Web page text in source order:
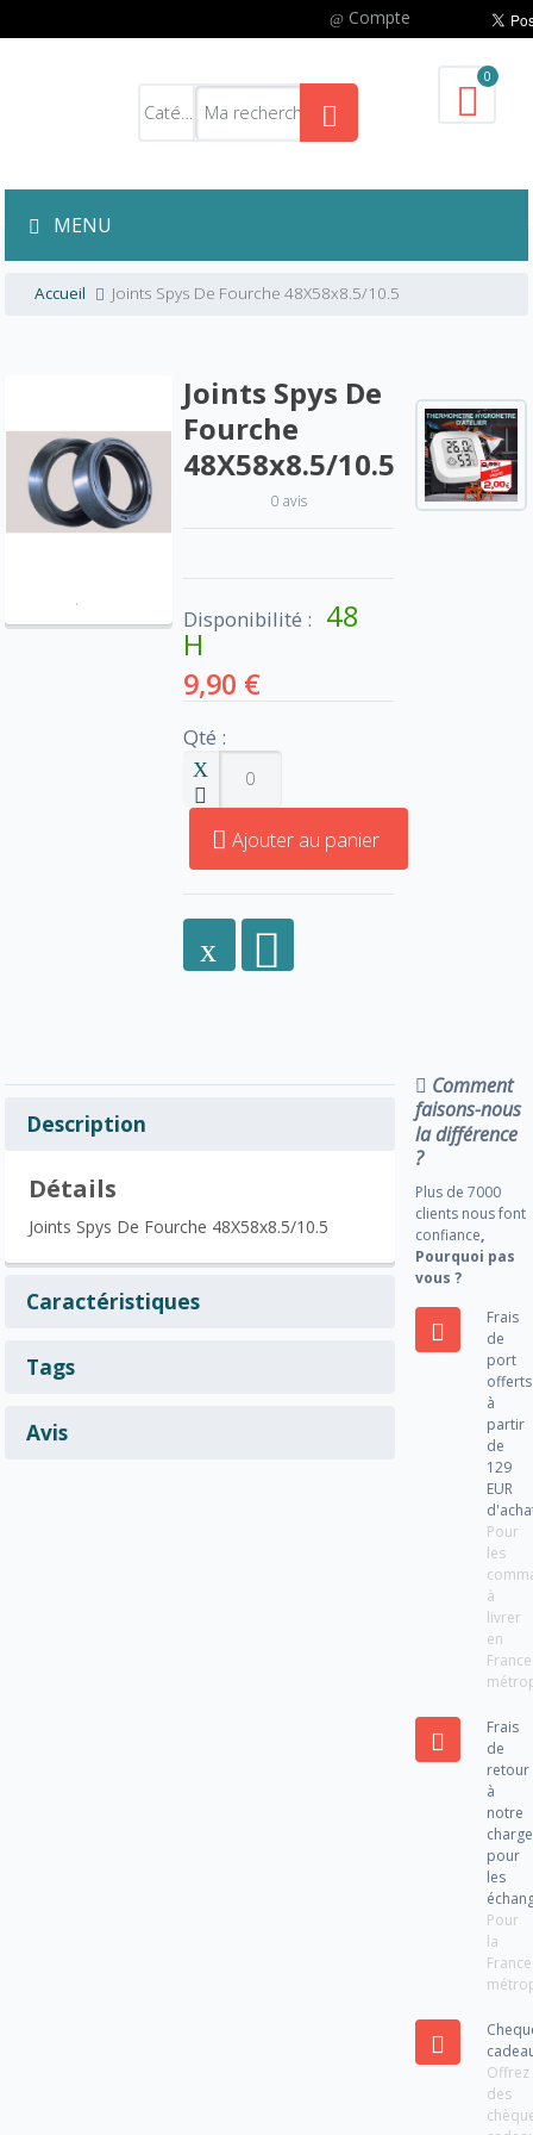
Compte
0
MENU
Accueil Joints Spys De Fourche 48X58x8.5/10.5
Joints Spys De
Fourche
48X58x8.5/10.5
0 avis
Disponibilité : 48
H
9,90 €
Qté :
Ajouter au panier
Description
Détails
Joints Spys De Fourche 48X58x8.5/10.5
Caractéristiques
Tags
Avis
Comment
faisons-nous
la différence
?
Plus de 7000
clients nous font
confiance,
Pourquoi pas
vous ?
Frais
de
port
offerts
à
partir
de
129
EUR
Pour
les
à
livrer
en
France
Frais
de
retour
à
notre
charge
pour
les
Pour
la
France
Offrez
des